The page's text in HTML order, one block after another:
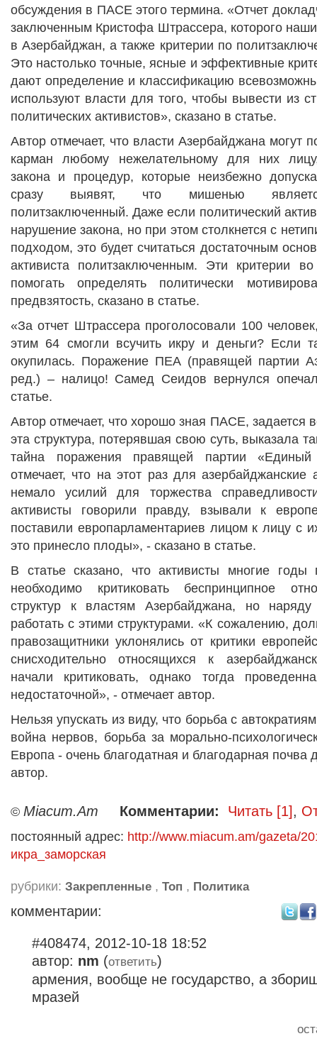
обсуждения в ПАСЕ этого термина. «Отчет
заключенным Кристофа Штрассера, которого
в Азербайджан, а также критерии по
Это настолько точные, ясные и эффективные
дают определение и классификацию
используют власти для того, чтобы вывести из
политических активистов», сказано в статье.
Автор отмечает, что власти Азербайджана могут
карман любому нежелательному для них
закона и процедур, которые неизбежно
сразу выявят, что мишенью
политзаключенный. Даже если политический
нарушение закона, но при этом столкнется с
подходом, это будет считаться достаточным
активиста политзаключенным. Эти критерии
помогать определять политически
предвзятость, сказано в статье.
«За отчет Штрассера проголосовали 100
этим 64 смогли всучить икру и деньги? Если
окупилась. Поражение ПЕА (правящей партии
ред.) – налицо! Самед Сеидов вернулся
статье.
Автор отмечает, что хорошо зная ПАСЕ, задается
эта структура, потерявшая свою суть, выказала
тайна поражения правящей партии
отмечает, что на этот раз для азербайджанские
немало усилий для торжества
активисты говорили правду, взывали к
поставили европарламентариев лицом к лицу с
это принесло плоды», - сказано в статье.
В статье сказано, что активисты многие
необходимо критиковать беспринципное
структур к властям Азербайджана, но
работать с этими структурами. «К сожалению,
правозащитники уклонялись от критики
снисходительно относящихся к
начали критиковать, однако тогда
недостаточной», - отмечает автор.
Нельзя упускать из виду, что борьба с
война нервов, борьба за морально-
Европа - очень благодатная и благодарная почва
автор.
© Miacum.Am Комментарии: Читать [1],
постоянный адрес: http://www.miacum.am/gazeta/
икра_заморская
рубрики: Закрепленные , Топ , Политика
комментарии:
#408474, 2012-10-18 18:52
автор: nm (ответить)
армения, вообще не государство, а
мразей